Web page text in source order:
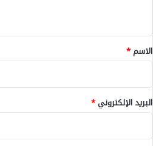
ر
ة
*
الاسم*
البريد الإلكتروني*